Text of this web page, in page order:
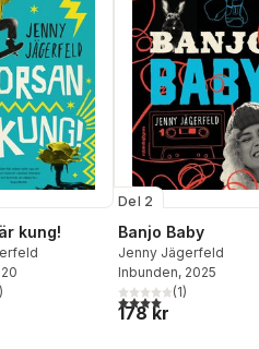
kung!
Totalt antal röster:
)
Del 2
Banjo Baby
Jenny Jägerfeld
Inbunden, 2025
4,0utav 5 stjärnor.
(1)
178 kr